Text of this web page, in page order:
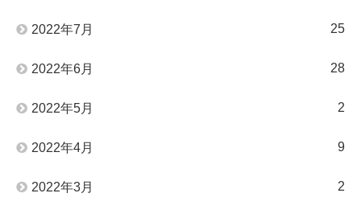
2022年7月 25
2022年6月 28
2022年5月 2
2022年4月 9
2022年3月 2